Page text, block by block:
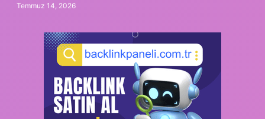
Temmuz 14, 2026